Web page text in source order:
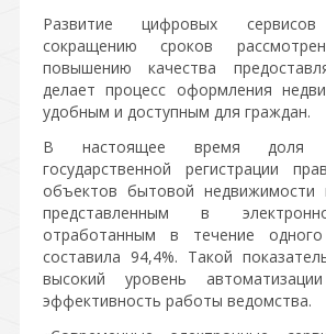
Развитие цифровых сервисов
сокращению сроков
повышению качества
делает процесс оформления
удобным и доступным для граждан.
В настоящее время доля
государственной регистрации
объектов бытовой недвижимости
представленным в
отработанным в течение
составила 94,4%. Такой
высокий уровень
эффективность работы ведомства.